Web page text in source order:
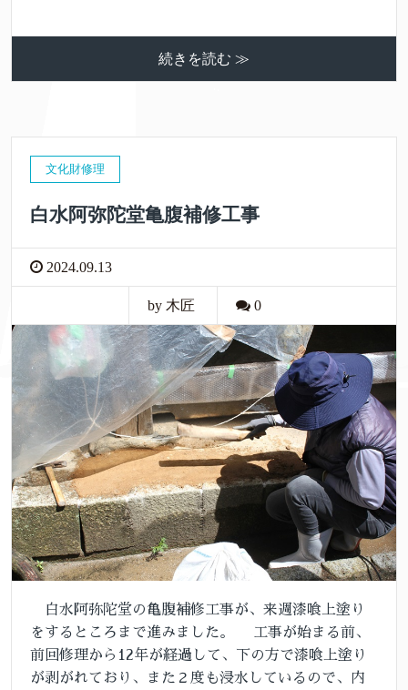
続きを読む ≫
文化財修理
白水阿弥陀堂亀腹補修工事
2024.09.13
by 木匠 0
白水阿弥陀堂の亀腹補修工事が、来週漆喰上塗り
をするところまで進みました。 工事が始まる前、
前回修理から12年が経過して、下の方で漆喰上塗り
が剥がれており、また２度も浸水しているので、内